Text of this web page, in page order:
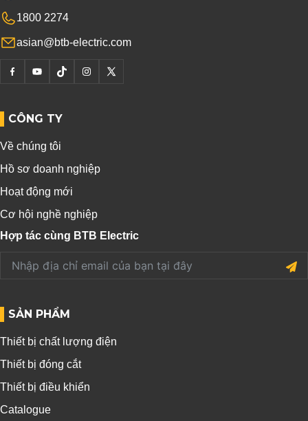
1800 2274
asian@btb-electric.com
CÔNG TY
Về chúng tôi
Hồ sơ doanh nghiệp
Hoạt động mới
Cơ hội nghề nghiệp
Hợp tác cùng BTB Electric
SẢN PHẨM
Thiết bị chất lượng điện
Thiết bị đóng cắt
Thiết bị điều khiển
Catalogue